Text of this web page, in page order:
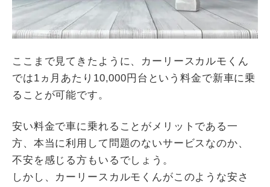
ここまで見てきたように、カーリースカルモくん
では1ヵ月あたり10,000円台という料金で新車に乗
ることが可能です。
安い料金で車に乗れることがメリットである一
方、本当に利用して問題のないサービスなのか、
不安を感じる方もいるでしょう。
しかし、カーリースカルモくんがこのような安さ